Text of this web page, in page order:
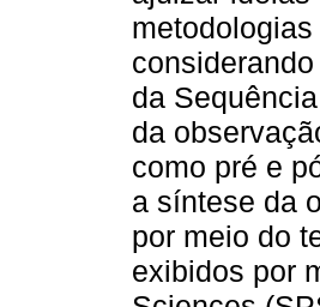
da
da
como pré e
a síntese da
por meio do
exibidos por